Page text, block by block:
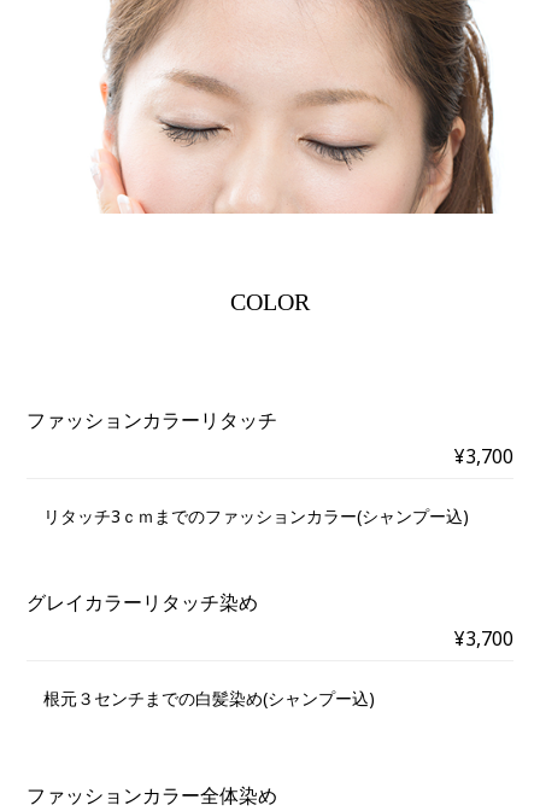
COLOR
ファッションカラーリタッチ
¥3,700
リタッチ3ｃｍまでのファッションカラー(シャンプー込)
グレイカラーリタッチ染め
¥3,700
根元３センチまでの白髪染め(シャンプー込)
ファッションカラー全体染め